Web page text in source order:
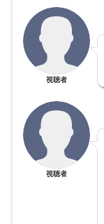
視聴者
視聴者